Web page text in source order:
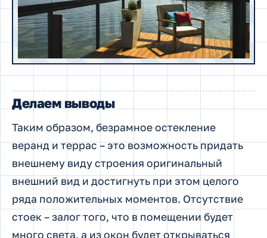
Делаем выводы
Таким образом, безрамное остекление
веранд и террас – это возможность придать
внешнему виду строения оригинальный
внешний вид и достигнуть при этом целого
ряда положительных моментов. Отсутствие
стоек – залог того, что в помещении будет
много света, а из окон будет открываться